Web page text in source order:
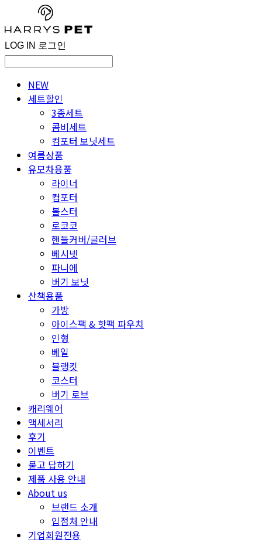
LOG IN 로그인
NEW
세트할인
3종세트
콤비세트
컴포터 보닛세트
여름상품
유모차용품
라이너
컴포터
볼스터
로코코
핸들커버/글러브
베시넷
파니에
버기 보닛
산책용품
가방
아이스팩 & 핫팩 파우치
인형
베일
블랭킷
코스터
버기 로브
캐리웨어
액세서리
후기
이벤트
묻고 답하기
제품 사용 안내
About us
브랜드 소개
입점처 안내
기업회원전용